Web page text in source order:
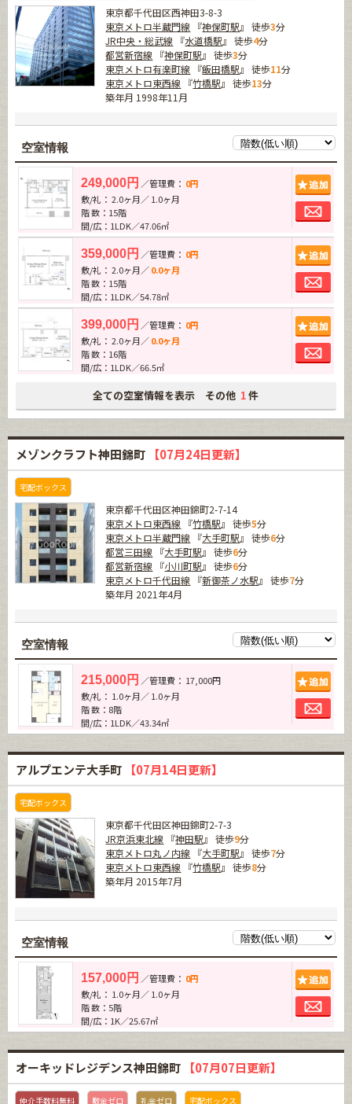
東京都千代田区西神田3-8-3
東京メトロ半蔵門線 『神保町駅』 徒歩3分
JR中央・総武線 『水道橋駅』 徒歩4分
都営新宿線 『神保町駅』 徒歩3分
東京メトロ有楽町線 『飯田橋駅』 徒歩11分
東京メトロ東西線 『竹橋駅』 徒歩13分
築年月 1998年11月
空室情報
249,000円 ／管理費： 0円
敷/礼： 2.0ヶ月／ 1.0ヶ月
階 数：15階
間/広：1LDK／47.06㎡
359,000円 ／管理費： 0円
敷/礼： 2.0ヶ月／0.0ヶ月
階 数：15階
間/広：1LDK／54.78㎡
399,000円 ／管理費： 0円
敷/礼： 2.0ヶ月／0.0ヶ月
階 数：16階
間/広：1LDK／66.5㎡
全ての空室情報を表示 その他 1 件
メゾンクラフト神田錦町 【07月24日更新】
宅配ボックス
東京都千代田区神田錦町2-7-14
東京メトロ東西線 『竹橋駅』 徒歩5分
東京メトロ半蔵門線 『大手町駅』 徒歩6分
都営三田線 『大手町駅』 徒歩6分
都営新宿線 『小川町駅』 徒歩6分
東京メトロ千代田線 『新御茶ノ水駅』 徒歩7分
築年月 2021年4月
空室情報
215,000円 ／管理費： 17,000円
敷/礼： 1.0ヶ月／ 1.0ヶ月
階 数：8階
間/広：1LDK／43.34㎡
アルプエンテ大手町 【07月14日更新】
宅配ボックス
東京都千代田区神田錦町2-7-3
JR京浜東北線 『神田駅』 徒歩9分
東京メトロ丸ノ内線 『大手町駅』 徒歩7分
東京メトロ東西線 『竹橋駅』 徒歩8分
築年月 2015年7月
空室情報
157,000円 ／管理費： 0円
敷/礼： 1.0ヶ月／ 1.0ヶ月
階 数：5階
間/広：1K／25.67㎡
オーキッドレジデンス神田錦町 【07月07日更新】
仲介手数料無料 敷金ゼロ 礼金ゼロ 宅配ボックス